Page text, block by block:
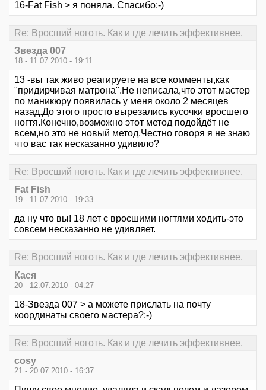
16-Fat Fish > я поняла. Спасибо:-)
Re: Вросший ноготь. Как и где лечить эффективнее.
Звезда 007
18 - 11.07.2010 - 19:11
13 -вы так живо реагируете на все комменты,как
"придирчивая матрона".Не неписала,что этот мастер
по маникюру появилась у меня около 2 месяцев
назад.До этого просто вырезались кусочки вросшего
ногтя.Конечно,возможно этот метод подойдёт не
всем,но это не новый метод.Честно говоря я не знаю
что вас так несказанно удивило?
Re: Вросший ноготь. Как и где лечить эффективнее.
Fat Fish
19 - 11.07.2010 - 19:33
да ну что вы! 18 лет с вросшими ногтями ходить-это
совсем несказанно не удивляет.
Re: Вросший ноготь. Как и где лечить эффективнее.
Кася
20 - 12.07.2010 - 04:27
18-Звезда 007 > а можете прислать на почту
координаты своего мастера?:-)
Re: Вросший ноготь. Как и где лечить эффективнее.
cosy
21 - 20.07.2010 - 16:37